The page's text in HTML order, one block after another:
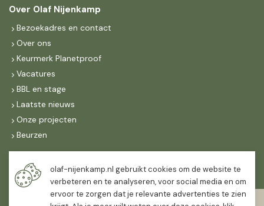
Over Olaf Nijenkamp
Bezoekadres en contact
Over ons
Keurmerk Planetproof
Vacatures
BBL en stage
Laatste nieuws
Onze projecten
Beurzen
Maandag t/m vrijdag
07:30-
16:30
olaf-nijenkamp.nl gebruikt cookies om de website te
verbeteren en te analyseren, voor social media en om
ervoor te zorgen dat je relevante advertenties te zien